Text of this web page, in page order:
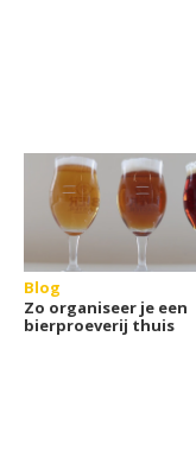
Blog
Zo organiseer je een
bierproeverij thuis